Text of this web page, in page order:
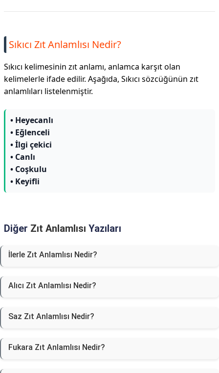
Sıkıcı Zıt Anlamlısı Nedir?
Sıkıcı kelimesinin zıt anlamı, anlamca karşıt olan
kelimelerle ifade edilir. Aşağıda, Sıkıcı sözcüğünün zıt
anlamlıları listelenmiştir.
• Heyecanlı
• Eğlenceli
• İlgi çekici
• Canlı
• Coşkulu
• Keyifli
Diğer Zıt Anlamlısı Yazıları
İlerle Zıt Anlamlısı Nedir?
Alıcı Zıt Anlamlısı Nedir?
Saz Zıt Anlamlısı Nedir?
Fukara Zıt Anlamlısı Nedir?